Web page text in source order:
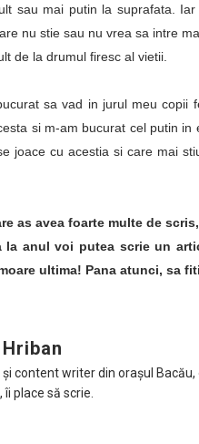
sau mai putin la suprafata.
nu stie sau nu vrea sa intre
de la drumul firesc al vietii.
sa vad in jurul meu copii
si m-am bucurat cel putin in
joace cu acestia si care mai
as avea foarte multe de
la anul voi putea scrie un
ultima! Pana atunci, sa
content writer din orașul
place să scrie.